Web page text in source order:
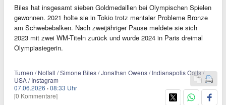
Biles hat insgesamt sieben Goldmedaillen bei Olympischen Spielen
gewonnen. 2021 holte sie in Tokio trotz mentaler Probleme Bronze
am Schwebebalken. Nach zweijähriger Pause meldete sie sich
2023 mit zwei WM-Titeln zurück und wurde 2024 in Paris dreimal
Olympiasiegerin.
Turnen / Notfall / Simone Biles / Jonathan Owens / Indianapolis Colts /
USA / Instagram
07.06.2026 ·08:33 Uhr
[0 Kommentare]